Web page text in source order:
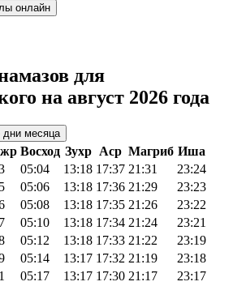
онлайн
для
на август 2026 года
дни месяца
Восход Зухр Аср Магриб Иша
05:04 13:18 17:37 21:31
23:24
05:06 13:18 17:36 21:29
23:23
05:08 13:18 17:35 21:26
23:22
05:10 13:18 17:34 21:24
23:21
05:12 13:18 17:33 21:22
23:19
05:14 13:17 17:32 21:19
23:18
05:17 13:17 17:30 21:17
23:17